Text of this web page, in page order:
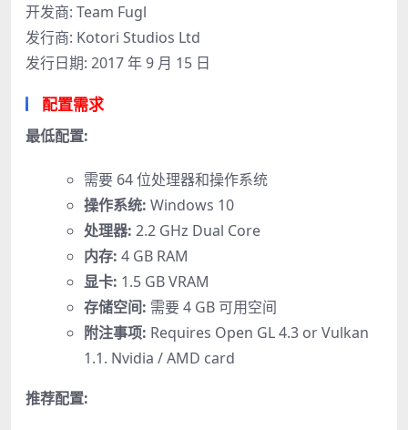
开发商: Team Fugl
发行商: Kotori Studios Ltd
发行日期: 2017 年 9 月 15 日
配置需求
最低配置:
需要 64 位处理器和操作系统
操作系统: Windows 10
处理器: 2.2 GHz Dual Core
内存: 4 GB RAM
显卡: 1.5 GB VRAM
存储空间: 需要 4 GB 可用空间
附注事项: Requires Open GL 4.3 or Vulkan
1.1. Nvidia / AMD card
推荐配置: